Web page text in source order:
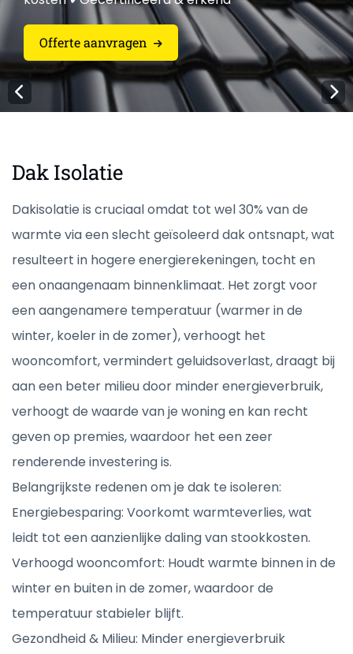
Offerte aanvragen
Offerte aanvragen
Offerte aanvragen
Offerte aanvragen
Offerte aanvragen
Dak Isolatie
Dakisolatie is cruciaal omdat tot wel 30% van de
warmte via een slecht geïsoleerd dak ontsnapt, wat
resulteert in hogere energierekeningen, tocht en
een onaangenaam binnenklimaat. Het zorgt voor
een aangenamere temperatuur (warmer in de
winter, koeler in de zomer), verhoogt het
wooncomfort, vermindert geluidsoverlast, draagt bij
aan een beter milieu door minder energieverbruik,
verhoogt de waarde van je woning en kan recht
geven op premies, waardoor het een zeer
renderende investering is.
Belangrijkste redenen om je dak te isoleren:
Energiebesparing: Voorkomt warmteverlies, wat
leidt tot een aanzienlijke daling van stookkosten.
Verhoogd wooncomfort: Houdt warmte binnen in de
winter en buiten in de zomer, waardoor de
temperatuur stabieler blijft.
Gezondheid & Milieu: Minder energieverbruik